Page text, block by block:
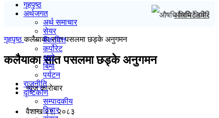
गृहपृष्ठ
अर्थजगत
अर्थ समाचार
सेयर
बैंक/वित्त
कर्पोरेट
अटो
बिमा
पर्यटन
राजनीति
दृष्टिकोण
सम्पादकीय
विचार
औषधि
गृहपृष्ठकलैयाका सात पसलमा छड्के अनुगमन
कलैयाका सात पसलमा छड्के अनुगमन
न्यूज काराेबार
वैशाख २९, २०८३